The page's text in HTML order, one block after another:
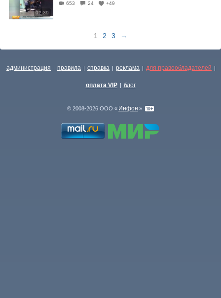
02:39
653 24 +49
1 2 3 →
администрация | правила | справка | реклама | для правообладателей |
оплата VIP | блог
© 2008-2026 ООО « Инфон »